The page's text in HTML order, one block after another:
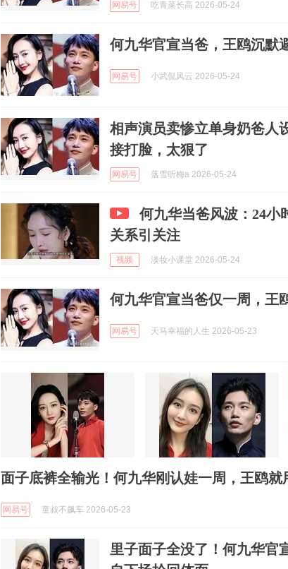
网易号 吃青菜长高 2026-05-24
何九华官宣当爸，王鸥沉默
网易号 小武侃风云 2026-05-24
相声演员卖惨立单身奶爸人
接打脸，太狠了
网易号 落雪听梅a 2026-05-24
何九华当爸风波：24小
关系引关注
视频 淡妆小课堂 2026-05-24
何九华官宣当爸仅一周，王
网易号 天马幸福的人生 2026-05-23
面子底裤全输光！何九华刚认娃一周，王鸥就
网易号 童叔不飙车 2026-05-23
里子面子全没了！何九华官